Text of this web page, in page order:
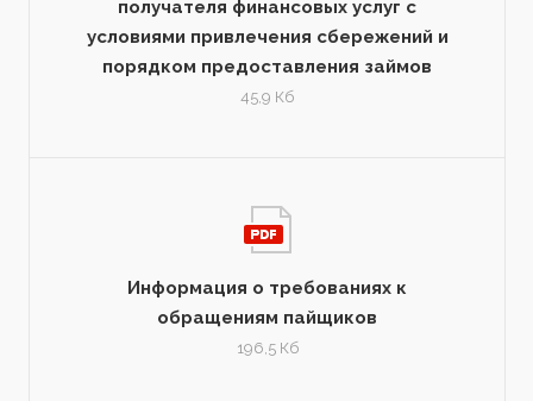
получателя финансовых услуг с
условиями привлечения сбережений и
порядком предоставления займов
45,9 Кб
Информация о требованиях к
обращениям пайщиков
196,5 Кб